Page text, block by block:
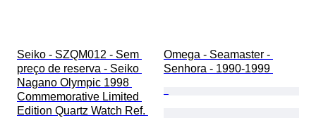
Seiko - SZQM012 - Sem
preço de reserva - Seiko
Nagano Olympic 1998
Commemorative Limited
Edition Quartz Watch Ref.
Omega - Seamaster -
Senhora - 1990-1999